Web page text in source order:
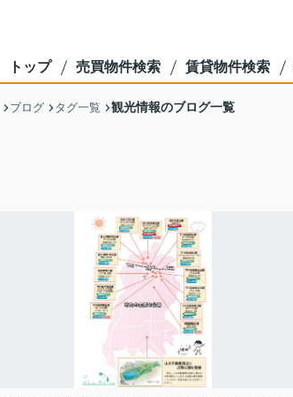
トップ 売買物件検索 賃貸物件検索
ブログ タグ一覧 観光情報のブログ一覧